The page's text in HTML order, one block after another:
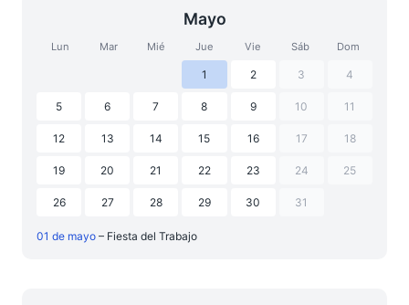
Mayo
Lun Mar Mié Jue Vie Sáb Dom
1 2 3 4
5 6 7 8 9 10 11
12 13 14 15 16 17 18
19 20 21 22 23 24 25
26 27 28 29 30 31
01 de mayo – Fiesta del Trabajo